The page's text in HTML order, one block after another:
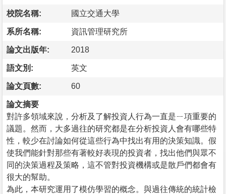
校院名稱: 國立交通大學
系所名稱: 資訊管理研究所
論文出版年: 2018
語文別: 英文
論文頁數: 60
論文摘要
對許多領域來說，分析及了解投資人行為一直是ㄧ項重要的
議題。然而，大多過往的研究都是在分析投資人會有哪些特
性，較少在討論如何從這些行為中找出有用的決策知識。假
使我們能針對那些有著較好表現的投資者，找出他們與眾不
同的決策過程及策略，這不管對投資機構或是散戶們都會有
很大的幫助。
為此，本研究運用了模仿學習的概念。與過往傳統的統計檢